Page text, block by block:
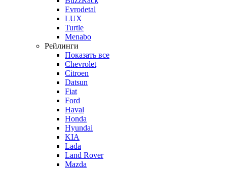
Evrodetal
LUX
Turtle
Menabo
Рейлинги
Показать все
Chevrolet
Citroen
Datsun
Fiat
Ford
Haval
Honda
Hyundai
KIA
Lada
Land Rover
Mazda